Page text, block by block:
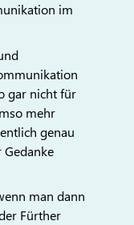
im
gar nicht für
mehr
genau
man dann
Fürther